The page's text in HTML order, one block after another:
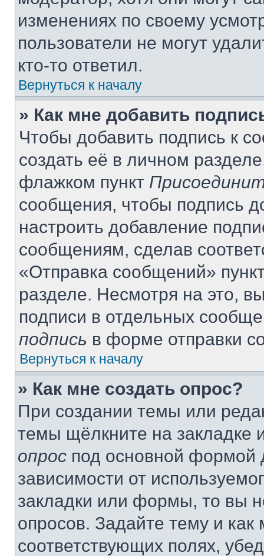
изменениях по своему
пользователи не могут
кто-то ответил.
Вернуться к началу
» Как мне добавить
Чтобы добавить подпись к
создать её в личном
флажком пункт
сообщения, чтобы подпись
настроить добавление
сообщениям, сделав
«Отправка сообщений»
разделе. Несмотря на это,
подписи в отдельных
подпись в форме отправки
Вернуться к началу
» Как мне создать опрос?
При создании темы или
темы щёлкните на
опрос под основной формой
зависимости от
закладки или формы, то вы
опросов. Задайте тему и
соответствующих полях,